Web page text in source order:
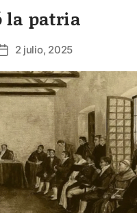
la patria
Fecha
la
entrada
2 julio, 2025